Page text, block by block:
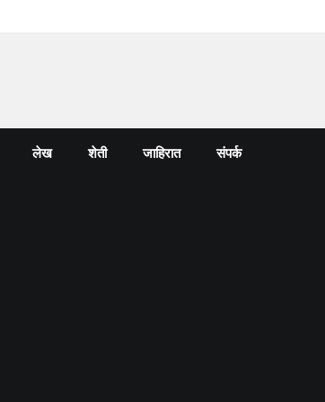
लेख शेती जाहिरात संपर्क